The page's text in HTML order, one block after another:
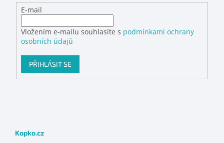
E-mail
Vložením e-mailu souhlasíte s podmínkami ochrany
osobních údajů
PŘIHLÁSIT SE
Kopko.cz